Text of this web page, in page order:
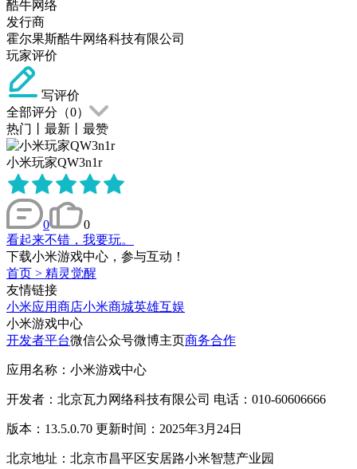
酷牛网络
发行商
霍尔果斯酷牛网络科技有限公司
玩家评价
写评价
全部评分（0）
热门
最新 最赞
小米玩家QW3n1r
0
0
看起来不错，我要玩。
下载小米游戏中心，参与互动！
首页 > 精灵觉醒
友情链接
小米应用商店小米商城英雄互娱
小米游戏中心
开发者平台微信公众号微博主页商务合作
应用名称：小米游戏中心
开发者：北京瓦力网络科技有限公司 电话：010-60606666
版本：13.5.0.70 更新时间：2025年3月24日
北京地址：北京市昌平区安居路小米智慧产业园